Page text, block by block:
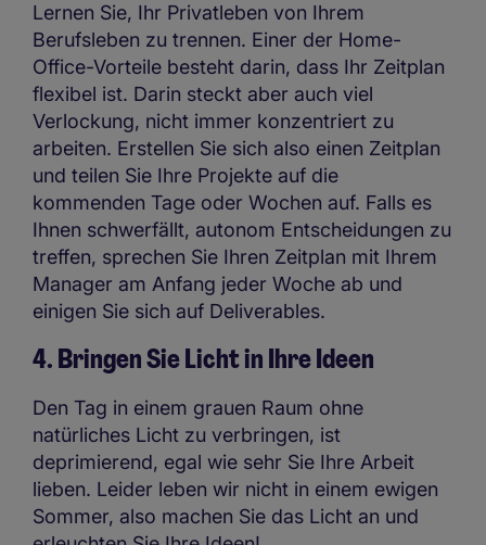
Lernen Sie, Ihr Privatleben von Ihrem
Berufsleben zu trennen. Einer der Home-
Office-Vorteile besteht darin, dass Ihr Zeitplan
flexibel ist. Darin steckt aber auch viel
Verlockung, nicht immer konzentriert zu
arbeiten. Erstellen Sie sich also einen Zeitplan
und teilen Sie Ihre Projekte auf die
kommenden Tage oder Wochen auf. Falls es
Ihnen schwerfällt, autonom Entscheidungen zu
treffen, sprechen Sie Ihren Zeitplan mit Ihrem
Manager am Anfang jeder Woche ab und
einigen Sie sich auf Deliverables.
4. Bringen Sie Licht in Ihre Ideen
Den Tag in einem grauen Raum ohne
natürliches Licht zu verbringen, ist
deprimierend, egal wie sehr Sie Ihre Arbeit
lieben. Leider leben wir nicht in einem ewigen
Sommer, also machen Sie das Licht an und